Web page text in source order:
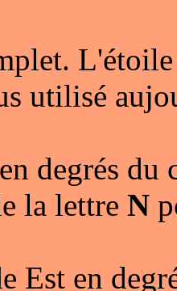
utilisé
degrés du
la lettre N
Est en